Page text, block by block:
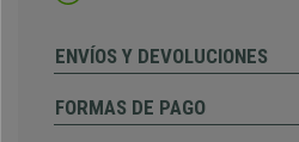
ENVÍOS Y DEVOLUCIONES
FORMAS DE PAGO